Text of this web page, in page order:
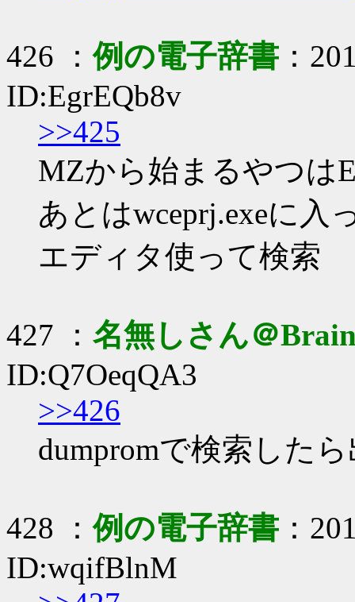
426 ：例の電子辞書 ：
ID:EgrEQb8v
>>425
MZから始まるやつは
あとはwceprj.exeに入
エディタ使って検索
427 ： 名無しさん＠
ID:Q7OeqQA3
>>426
dumpromで検索した
428 ：例の電子辞書 ：
ID:wqifBlnM